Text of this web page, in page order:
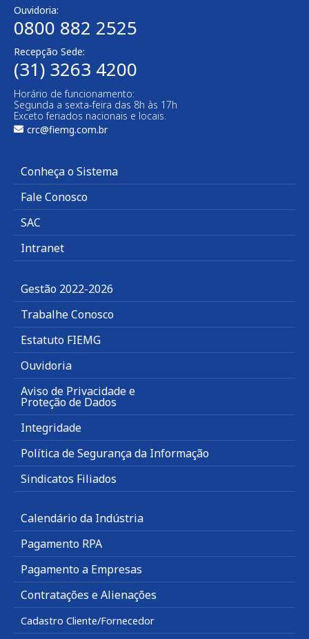
Ouvidoria:
0800 882 2525​
Recepção Sede:
(31) 3263 4200
Horário de funcionamento:
Segunda a sexta-feira das 8h às 17h
Exceto feriados nacionais e locais.
crc@fiemg.com.br
Conheça o Sistema
Fale Conosco
SAC
Intranet
Gestão 2022-2026
Trabalhe Conosco
Estatuto FIEMG
Ouvidoria
Aviso de Privacidade e
Proteção de Dados
Integridade
Política de Segurança da Informação
Sindicatos Filiados
Calendário da Indústria
Pagamento RPA
Pagamento a Empresas
Contratações e Alienações
Cadastro Cliente/Fornecedor